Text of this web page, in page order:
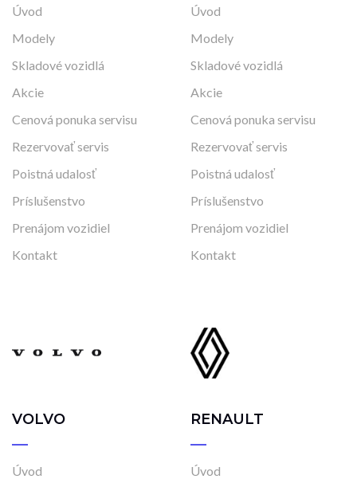
Úvod
Modely
Skladové vozidlá
Akcie
Cenová ponuka servisu
Rezervovať servis
Poistná udalosť
Príslušenstvo
Prenájom vozidiel
Kontakt
Úvod
Modely
Skladové vozidlá
Akcie
Cenová ponuka servisu
Rezervovať servis
Poistná udalosť
Príslušenstvo
Prenájom vozidiel
Kontakt
VOLVO
Úvod
RENAULT
Úvod